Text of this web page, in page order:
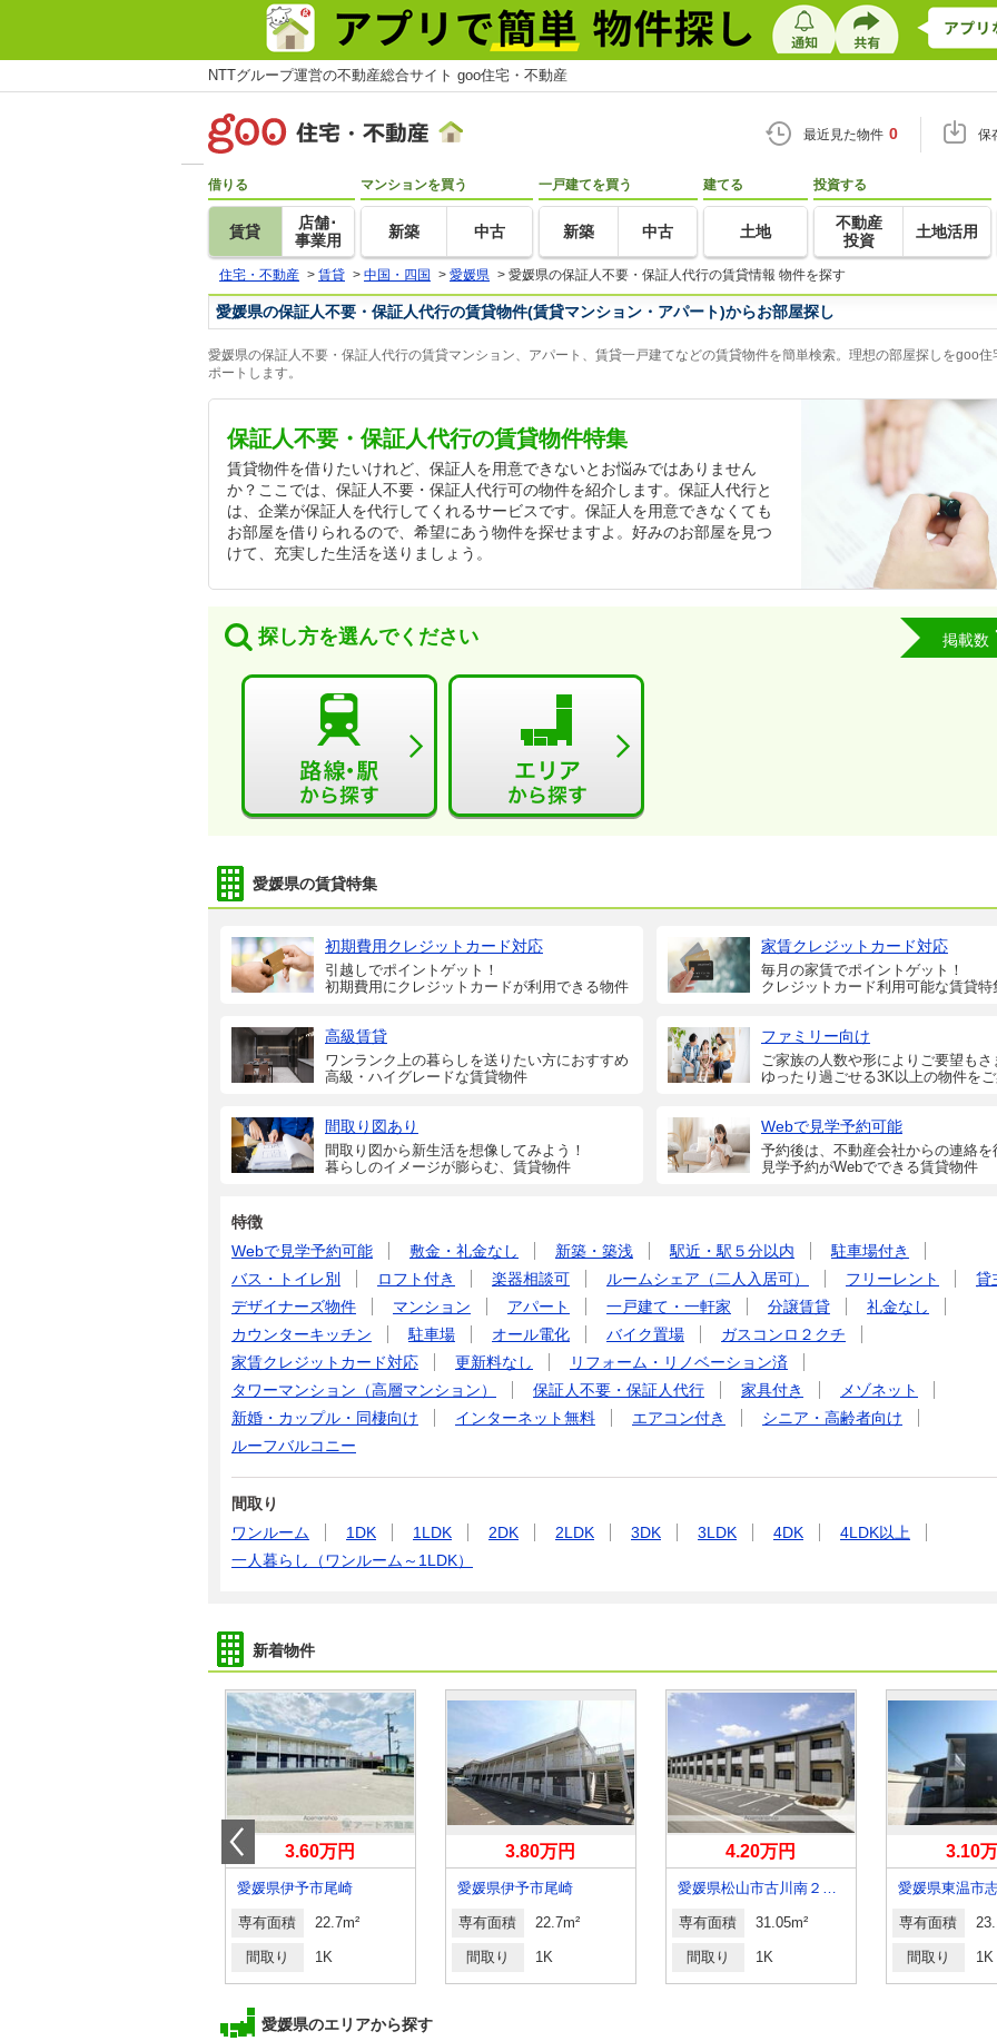
NTTグループ運営の不動産総合サイト goo住宅・不動産
最近見た物件 0 保
借りる
賃貸
店舗･
事業用
マンションを買う
新築 中古
一戸建てを買う
新築 中古
建てる
土地
投資する
不動産
投資
土地活用
住宅・不動産 > 賃貸 > 中国・四国 > 愛媛県 > 愛媛県の保証人不要・保証人代行の賃貸情報 物件を探す
愛媛県の保証人不要・保証人代行の賃貸物件(賃貸マンション・アパート)からお部屋探し
愛媛県の保証人不要・保証人代行の賃貸マンション、アパート、賃貸一戸建てなどの賃貸物件を簡単検索。理想の部屋探しをgoo住
ポートします。
保証人不要・保証人代行の賃貸物件特集
賃貸物件を借りたいけれど、保証人を用意できないとお悩みではありません
か？ここでは、保証人不要・保証人代行可の物件を紹介します。保証人代行と
は、企業が保証人を代行してくれるサービスです。保証人を用意できなくても
お部屋を借りられるので、希望にあう物件を探せますよ。好みのお部屋を見つ
けて、充実した生活を送りましょう。
探し方を選んでください 掲載数
愛媛県の賃貸特集
初期費用クレジットカード対応
引越しでポイントゲット！
初期費用にクレジットカードが利用できる物件
家賃クレジットカード対応
毎月の家賃でポイントゲット！
クレジットカード利用可能な賃貸特
高級賃貸
ワンランク上の暮らしを送りたい方におすすめ
高級・ハイグレードな賃貸物件
ファミリー向け
ご家族の人数や形によりご要望もさ
ゆったり過ごせる3K以上の物件を
間取り図あり
間取り図から新生活を想像してみよう！
暮らしのイメージが膨らむ、賃貸物件
Webで見学予約可能
予約後は、不動産会社からの連絡を
見学予約がWebでできる賃貸物件
特徴
Webで見学予約可能
敷金・礼金なし 新築・築浅 駅近・駅５分以内
駐車場付き
バス・トイレ別
ロフト付き 楽器相談可 ルームシェア（二人入居可） フリーレント
貸
デザイナーズ物件
マンション アパート 一戸建て・一軒家 分譲賃貸
礼金なし
カウンターキッチン
駐車場 オール電化 バイク置場
ガスコンロ２クチ
家賃クレジットカード対応
更新料なし
リフォーム・リノベーション済
タワーマンション（高層マンション）
保証人不要・保証人代行 家具付き
メゾネット
新婚・カップル・同棲向け
インターネット無料 エアコン付き
シニア・高齢者向け
ルーフバルコニー
間取り
ワンルーム
1DK 1LDK 2DK 2LDK 3DK 3LDK 4DK
4LDK以上
一人暮らし（ワンルーム～1LDK）
新着物件
3.60万円
愛媛県伊予市尾崎
専有面積 22.7m²
間取り 1K
3.80万円
愛媛県伊予市尾崎
専有面積 22.7m²
間取り 1K
4.20万円
愛媛県松山市古川南２丁目
専有面積 31.05m²
間取り 1K
3.10
愛媛県東温市
専有面積
間取り 1K
愛媛県のエリアから探す